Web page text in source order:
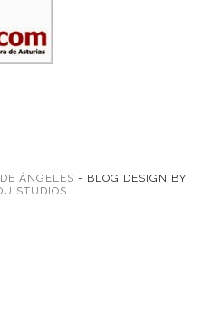
ÁNGELES - BLOG DESIGN BY
STUDIOS